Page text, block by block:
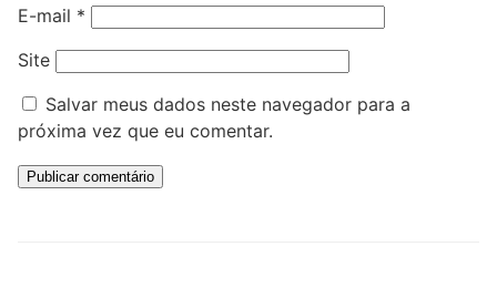
E-mail *
Site
Salvar meus dados neste navegador para a
próxima vez que eu comentar.